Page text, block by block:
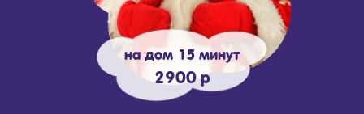
на дом 15 минут
2900 р